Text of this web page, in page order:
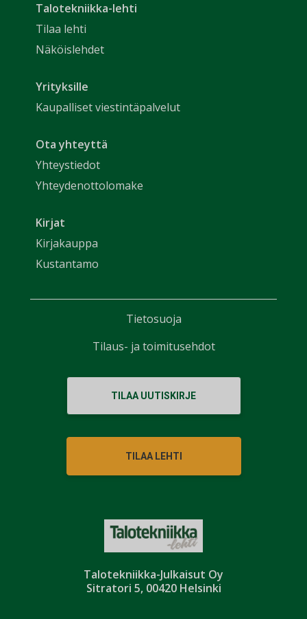
Talotekniikka-Julkaisut Oy
Sitratori 5, 00420 Helsinki
Talotekniikka-lehti
Tilaa lehti
Näköislehdet
Yrityksille
Kaupalliset viestintäpalvelut
Ota yhteyttä
Yhteystiedot
Yhteydenottolomake
Kirjat
Kirjakauppa
Kustantamo
TILAA UUTISKIRJE
TILAA LEHTI
Tietosuoja
Tilaus- ja toimitusehdot